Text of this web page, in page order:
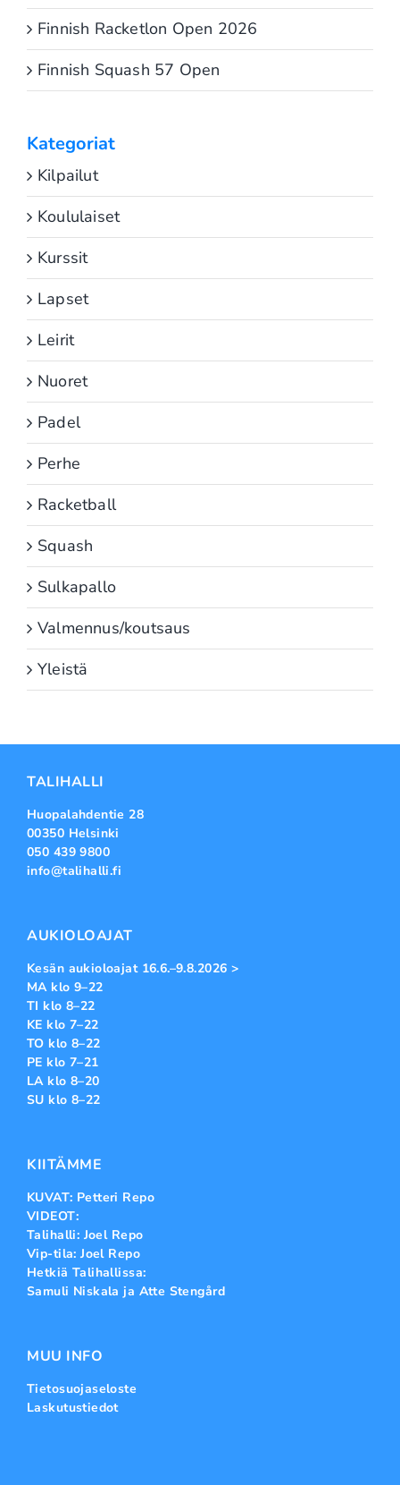
Finnish Racketlon Open 2026
Finnish Squash 57 Open
Kategoriat
Kilpailut
Koululaiset
Kurssit
Lapset
Leirit
Nuoret
Padel
Perhe
Racketball
Squash
Sulkapallo
Valmennus/koutsaus
Yleistä
TALIHALLI
Huopalahdentie 28
00350 Helsinki
050 439 9800
info@talihalli.fi
AUKIOLOAJAT
Kesän aukioloajat 16.6.–9.8.2026 >
MA klo 9–22
TI klo 8–22
KE klo 7–22
TO klo 8–22
PE klo 7–21
LA klo 8–20
SU klo 8–22
KIITÄMME
KUVAT: Petteri Repo
VIDEOT:
Talihalli: Joel Repo
Vip-tila: Joel Repo
Hetkiä Talihallissa:
Samuli Niskala ja Atte Stengård
MUU INFO
Tietosuojaseloste
Laskutustiedot